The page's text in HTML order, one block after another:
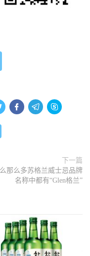
  
下一篇
那么多苏格兰威士忌品牌
名称中都有“Glen格兰”